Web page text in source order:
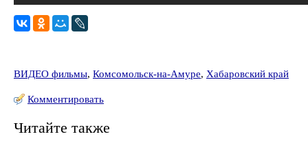
ВИДЕО фильмы, Комсомольск-на-Амуре, Хабаровский край
Комментировать
Читайте также